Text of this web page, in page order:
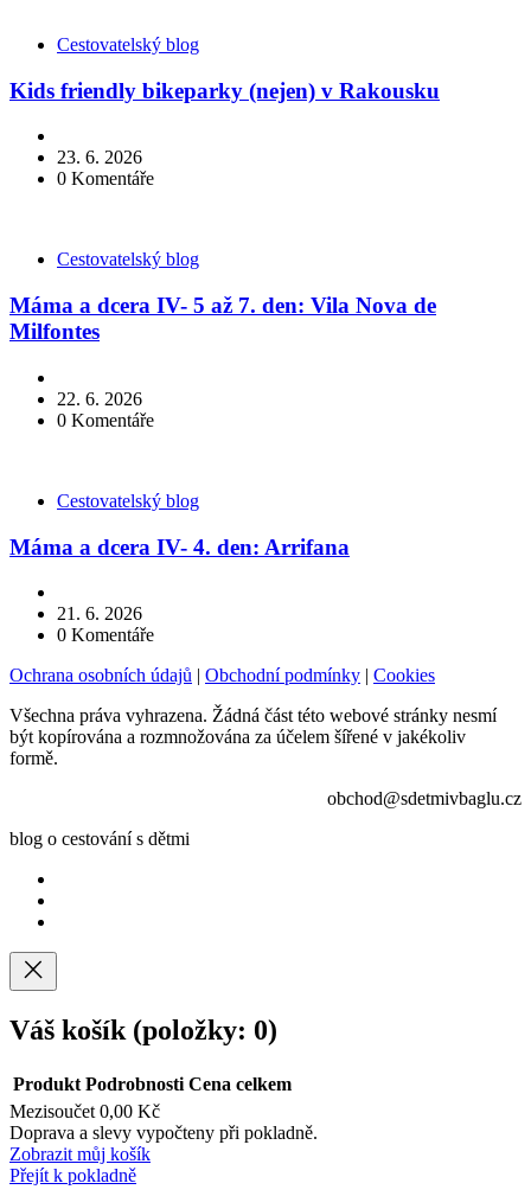
KategorieCestovatelský blog
Kids friendly bikeparky (nejen) v Rakousku
23. 6. 2026
0 Komentáře
KategorieCestovatelský blog
Máma a dcera IV- 5 až 7. den: Vila Nova de
Milfontes
22. 6. 2026
0 Komentáře
KategorieCestovatelský blog
Máma a dcera IV- 4. den: Arrifana
21. 6. 2026
0 Komentáře
Ochrana osobních údajů | Obchodní podmínky | Cookies
Všechna práva vyhrazena. Žádná část této webové stránky nesmí
být kopírována a rozmnožována za účelem šířené v jakékoliv
formě.
obchod@sdetmivbaglu.cz
blog o cestování s dětmi
Váš košík (položky: 0)
Produkty
v
Produkt Podrobnosti Cena celkem
Mezisoučet 0,00 Kč
Doprava a slevy vypočteny při pokladně.
Zobrazit můj košík
Přejít k pokladně